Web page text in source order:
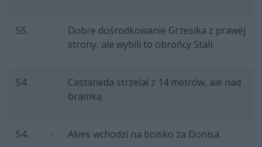
55.
Dobre dośrodkowanie Grzesika z prawej
strony, ale wybili to obrońcy Stali.
54.
Castaneda strzelał z 14 metrów, ale nad
bramką.
54. Alves wchodzi na boisko za Donisa.